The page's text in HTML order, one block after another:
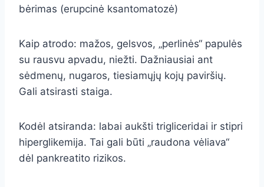
bėrimas (erupcinė ksantomatozė)
Kaip atrodo: mažos, gelsvos, „perlinės“ papulės
su rausvu apvadu, niežti. Dažniausiai ant
sėdmenų, nugaros, tiesiamųjų kojų paviršių.
Gali atsirasti staiga.
Kodėl atsiranda: labai aukšti trigliceridai ir stipri
hiperglikemija. Tai gali būti „raudona vėliava“
dėl pankreatito rizikos.